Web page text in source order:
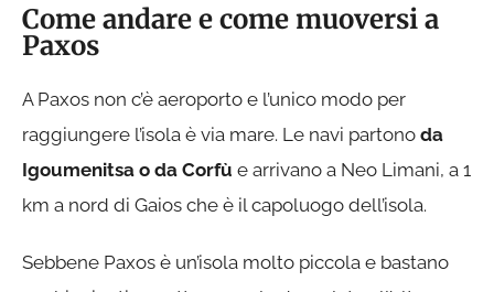
Come andare e come muoversi a
Paxos
A Paxos non c’è aeroporto e l’unico modo per
raggiungere l’isola è via mare. Le navi partono da
Igoumenitsa o da Corfù e arrivano a Neo Limani, a 1
km a nord di Gaios che è il capoluogo dell’isola.
Sebbene Paxos è un’isola molto piccola e bastano